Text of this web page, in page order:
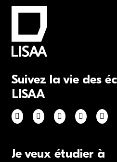
Suivez la vie des
LISAA
Je veux étudier à